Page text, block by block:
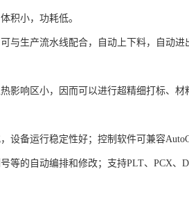
积小，功耗低。
与生产流水线配合，自动上下料，自动进
影响区小，因而可以进行超精细打标、
设备运行稳定性好；控制软件可兼容
等的自动编排和修改；支持PLT、PCX、